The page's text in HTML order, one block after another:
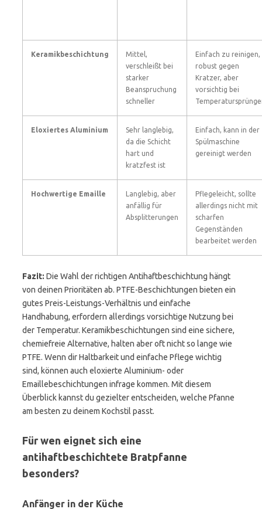
Keramikbeschichtung
Mittel,
verschleißt bei
starker
Beanspruchung
schneller
Einfach zu reinigen,
robust gegen
Kratzer, aber
vorsichtig bei
Eloxiertes Aluminium
Sehr langlebig,
da die Schicht
hart und
kratzfest ist
Einfach, kann in der
Spülmaschine
gereinigt werden
Hochwertige Emaille
Langlebig, aber
anfällig für
Absplitterungen
Pflegeleicht, sollte
allerdings nicht mit
scharfen
Gegenständen
bearbeitet werden
Fazit: Die Wahl der richtigen Antihaftbeschichtung hängt
von deinen Prioritäten ab. PTFE-Beschichtungen bieten ein
gutes Preis-Leistungs-Verhältnis und einfache
Handhabung, erfordern allerdings vorsichtige Nutzung bei
der Temperatur. Keramikbeschichtungen sind eine sichere,
chemiefreie Alternative, halten aber oft nicht so lange wie
PTFE. Wenn dir Haltbarkeit und einfache Pflege wichtig
sind, können auch eloxierte Aluminium- oder
Emaillebeschichtungen infrage kommen. Mit diesem
Überblick kannst du gezielter entscheiden, welche Pfanne
am besten zu deinem Kochstil passt.
Für wen eignet sich eine
antihaftbeschichtete Bratpfanne
besonders?
Anfänger in der Küche